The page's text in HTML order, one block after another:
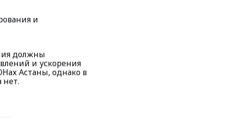
и
должны
и ускорения
Астаны, однако в
нет.